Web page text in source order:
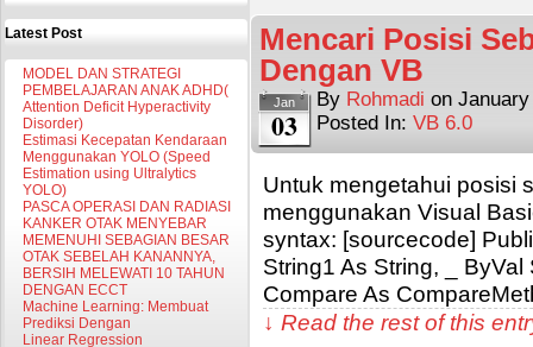
Latest Post
MODEL DAN STRATEGI
PEMBELAJARAN ANAK ADHD(
Attention Deficit Hyperactivity
Disorder)
Estimasi Kecepatan Kendaraan
Menggunakan YOLO (Speed
Estimation using Ultralytics
YOLO)
PASCA OPERASI DAN RADIASI
KANKER OTAK MENYEBAR
MEMENUHI SEBAGIAN BESAR
OTAK SEBELAH KANANNYA,
BERSIH MELEWATI 10 TAHUN
DENGAN ECCT
Machine Learning: Membuat
Prediksi Dengan
Linear Regression
Mencari Posisi
Dengan VB
Jan
03
By Rohmadi on
Posted In: VB 6.0
Untuk mengetahui posisi
menggunakan Visual
syntax: [sourcecode]
String1 As String, _
Compare As
↓ Read the rest of this